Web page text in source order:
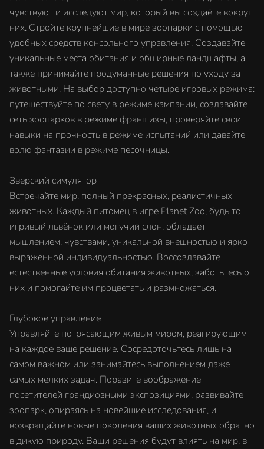
чувствуют и исследуют мир, который вы создаёте вокруг
них. Стройте крупнейшие в мире зоопарки с помощью
удобных средств консольного управления. Создавайте
уникальные места обитания и обширные ландшафты, а
также принимайте продуманные решения по уходу за
животными. На выбор доступно четыре игровых режима:
путешествуйте по свету в режиме кампании, создавайте
сеть зоопарков в режиме франшизы, проверяйте свои
навыки на прочность в режиме испытаний или давайте
волю фантазии в режиме песочницы.
Зверский симулятор
Встречайте мир, полный прекрасных, реалистичных
животных. Каждый питомец в игре Planet Zoo, будь то
игривый львёнок или могучий слон, обладает
мышлением, чувствами, уникальной внешностью и ярко
выраженной индивидуальностью. Воссоздавайте
естественные условия обитания животных, заботьтесь о
них и помогайте им процветать и размножаться.
Глубокое управление
Управляйте потрясающим живым миром, реагирующим
на каждое ваше решение. Сосредоточьтесь лишь на
самом важном или занимайтесь выполнением даже
самых мелких задач. Поразите воображение
посетителей грандиозными экспозициями, развивайте
зоопарк, опираясь на новейшие исследования, и
возвращайте новые поколения ваших животных обратно
в дикую природу. Ваши решения будут влиять на мир, в